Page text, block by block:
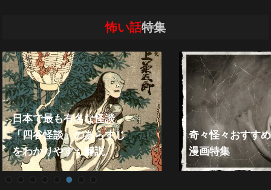
怖い話特集
日本で最も有名な怪談
「四谷怪談」のあらすじ
をわかりやすく解説
奇々怪々おすす
漫画特集